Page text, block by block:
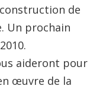
de
Un prochain
aideront pour
œuvre de la